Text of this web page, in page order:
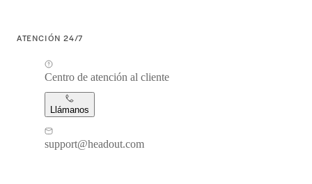
ATENCIÓN 24/7
Centro de atención al cliente
Llámanos
support@headout.com